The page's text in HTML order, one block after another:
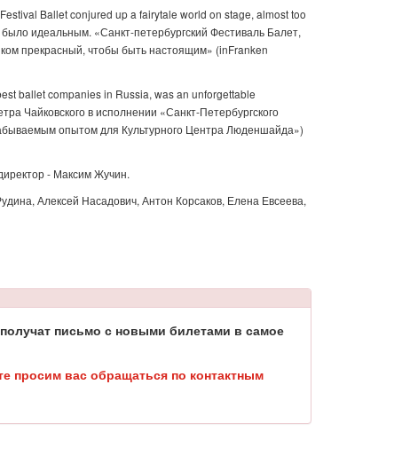
Ballet conjured up a fairytale world on stage, almost too
идеальным. «Санкт-петербургский Фестиваль Балет,
прекрасный, чтобы быть настоящим» (inFranken
ballet companies in Russia, was an unforgettable
Чайковского в исполнении «Санкт-Петербургского
опытом для Культурного Центра Люденшайда»)
- Максим Жучин.
Алексей Насадович, Антон Корсаков, Елена Евсеева,
письмо с новыми билетами в самое
просим вас обращаться по контактным